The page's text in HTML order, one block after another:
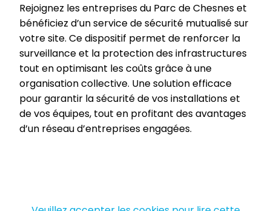
Rejoignez les entreprises du Parc de Chesnes et
bénéficiez d’un service de sécurité mutualisé sur
votre site. Ce dispositif permet de renforcer la
surveillance et la protection des infrastructures
tout en optimisant les coûts grâce à une
organisation collective. Une solution efficace
pour garantir la sécurité de vos installations et
de vos équipes, tout en profitant des avantages
d’un réseau d’entreprises engagées.